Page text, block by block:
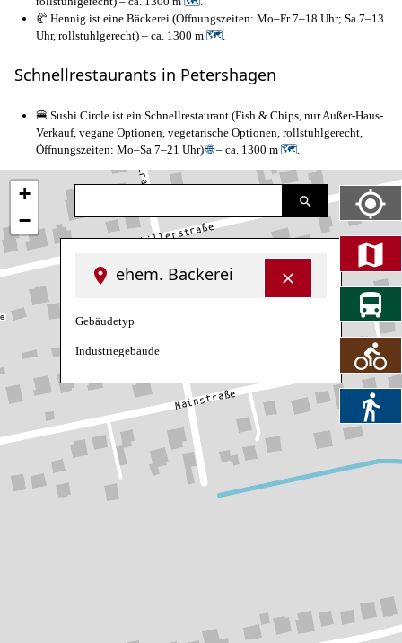
🥐 Hennig ist eine Bäckerei (Öffnungszeiten: Mo–Fr 7–18 Uhr; Sa 7–13
Uhr, rollstuhlgerecht) – ca. 1300 m 🗺
Schnellrestaurants in Petershagen
🍔 Sushi Circle ist ein Schnellrestaurant (Fish & Chips, nur Außer-Haus-
Verkauf, vegane Optionen, vegetarische Optionen, rollstuhlgerecht,
Öffnungszeiten: Mo–Sa 7–21 Uhr)🌐– ca. 1300 m 🗺
ehem. Bäckerei
Gebäudetyp
Industriegebäude
+
−